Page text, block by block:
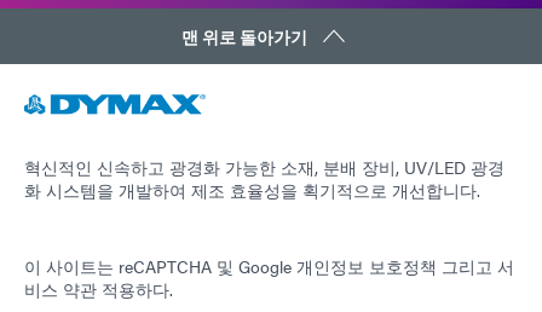
맨 위로 돌아가기
혁신적인 신속하고 광경화 가능한 소재, 분배 장비, UV/LED 광경
화 시스템을 개발하여 제조 효율성을 획기적으로 개선합니다.
이 사이트는 reCAPTCHA 및 Google 개인정보 보호정책 그리고 서
비스 약관 적용하다.